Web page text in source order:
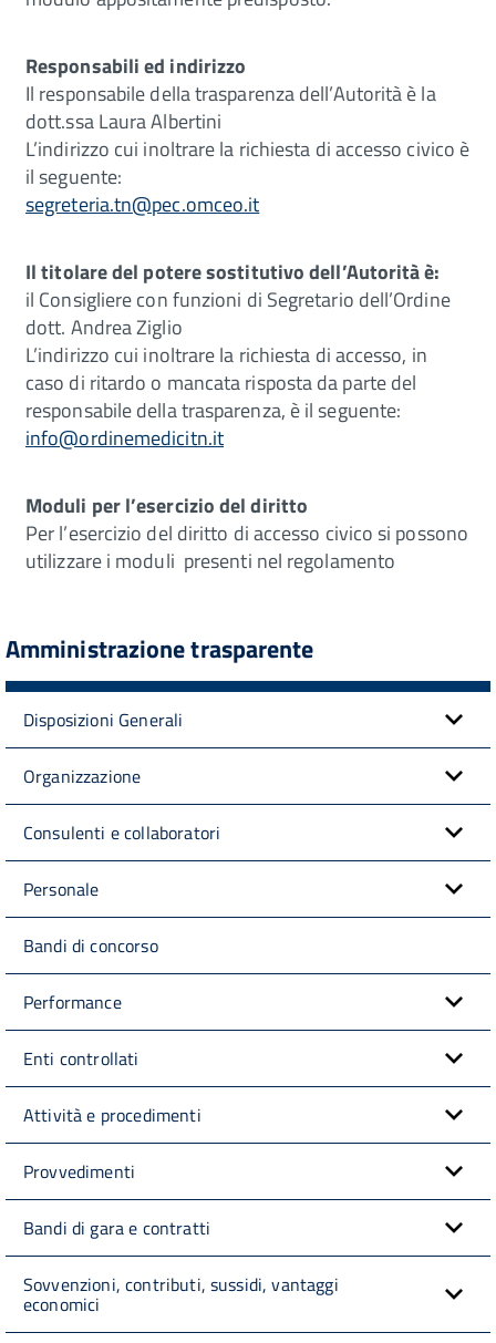
Responsabili ed indirizzo
Il responsabile della trasparenza dell’Autorità è la
dott.ssa Laura Albertini
L’indirizzo cui inoltrare la richiesta di accesso civico è
il seguente:
segreteria.tn@pec.omceo.it
Il titolare del potere sostitutivo dell’Autorità è:
il Consigliere con funzioni di Segretario dell’Ordine
dott. Andrea Ziglio
L’indirizzo cui inoltrare la richiesta di accesso, in
caso di ritardo o mancata risposta da parte del
responsabile della trasparenza, è il seguente:
info@ordinemedicitn.it
Moduli per l’esercizio del diritto
Per l’esercizio del diritto di accesso civico si possono
utilizzare i moduli presenti nel regolamento
Amministrazione trasparente
Disposizioni Generali
Organizzazione
Consulenti e collaboratori
Personale
Bandi di concorso
Performance
Enti controllati
Attività e procedimenti
Provvedimenti
Bandi di gara e contratti
Sovvenzioni, contributi, sussidi, vantaggi
economici